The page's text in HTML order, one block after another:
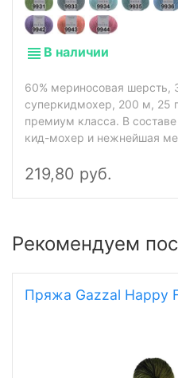
В наличии
60% мериносовая шерсть,
суперкидмохер, 200 м, 25
премиум класса. В
кид-мохер и нежнейшая
219,80 руб.
Рекомендуем
Пряжа Gazzal Happy